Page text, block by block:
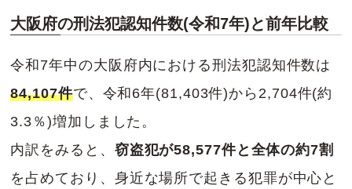
大阪府の刑法犯認知件数(令和7年)と前年比較
令和7年中の大阪府内における刑法犯認知件数は
84,107件で、令和6年(81,403件)から2,704件(約
3.3％)増加しました。
内訳をみると、 窃盗犯が58,577件と全体の約7割
を占めており、身近な場所で起きる犯罪が中心と